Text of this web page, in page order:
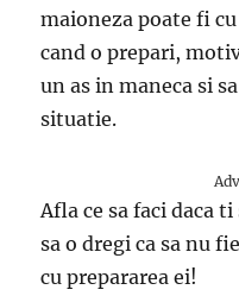
maioneza poate fi
cand o prepari,
un as in maneca si
situatie.
Afla ce sa faci daca
sa o dregi ca sa nu
cu prepararea ei!